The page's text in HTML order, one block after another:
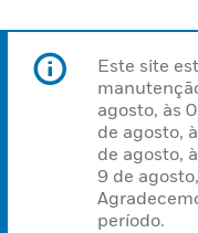
Este site
agosto, às
de agosto,
de agosto,
9 de
período.